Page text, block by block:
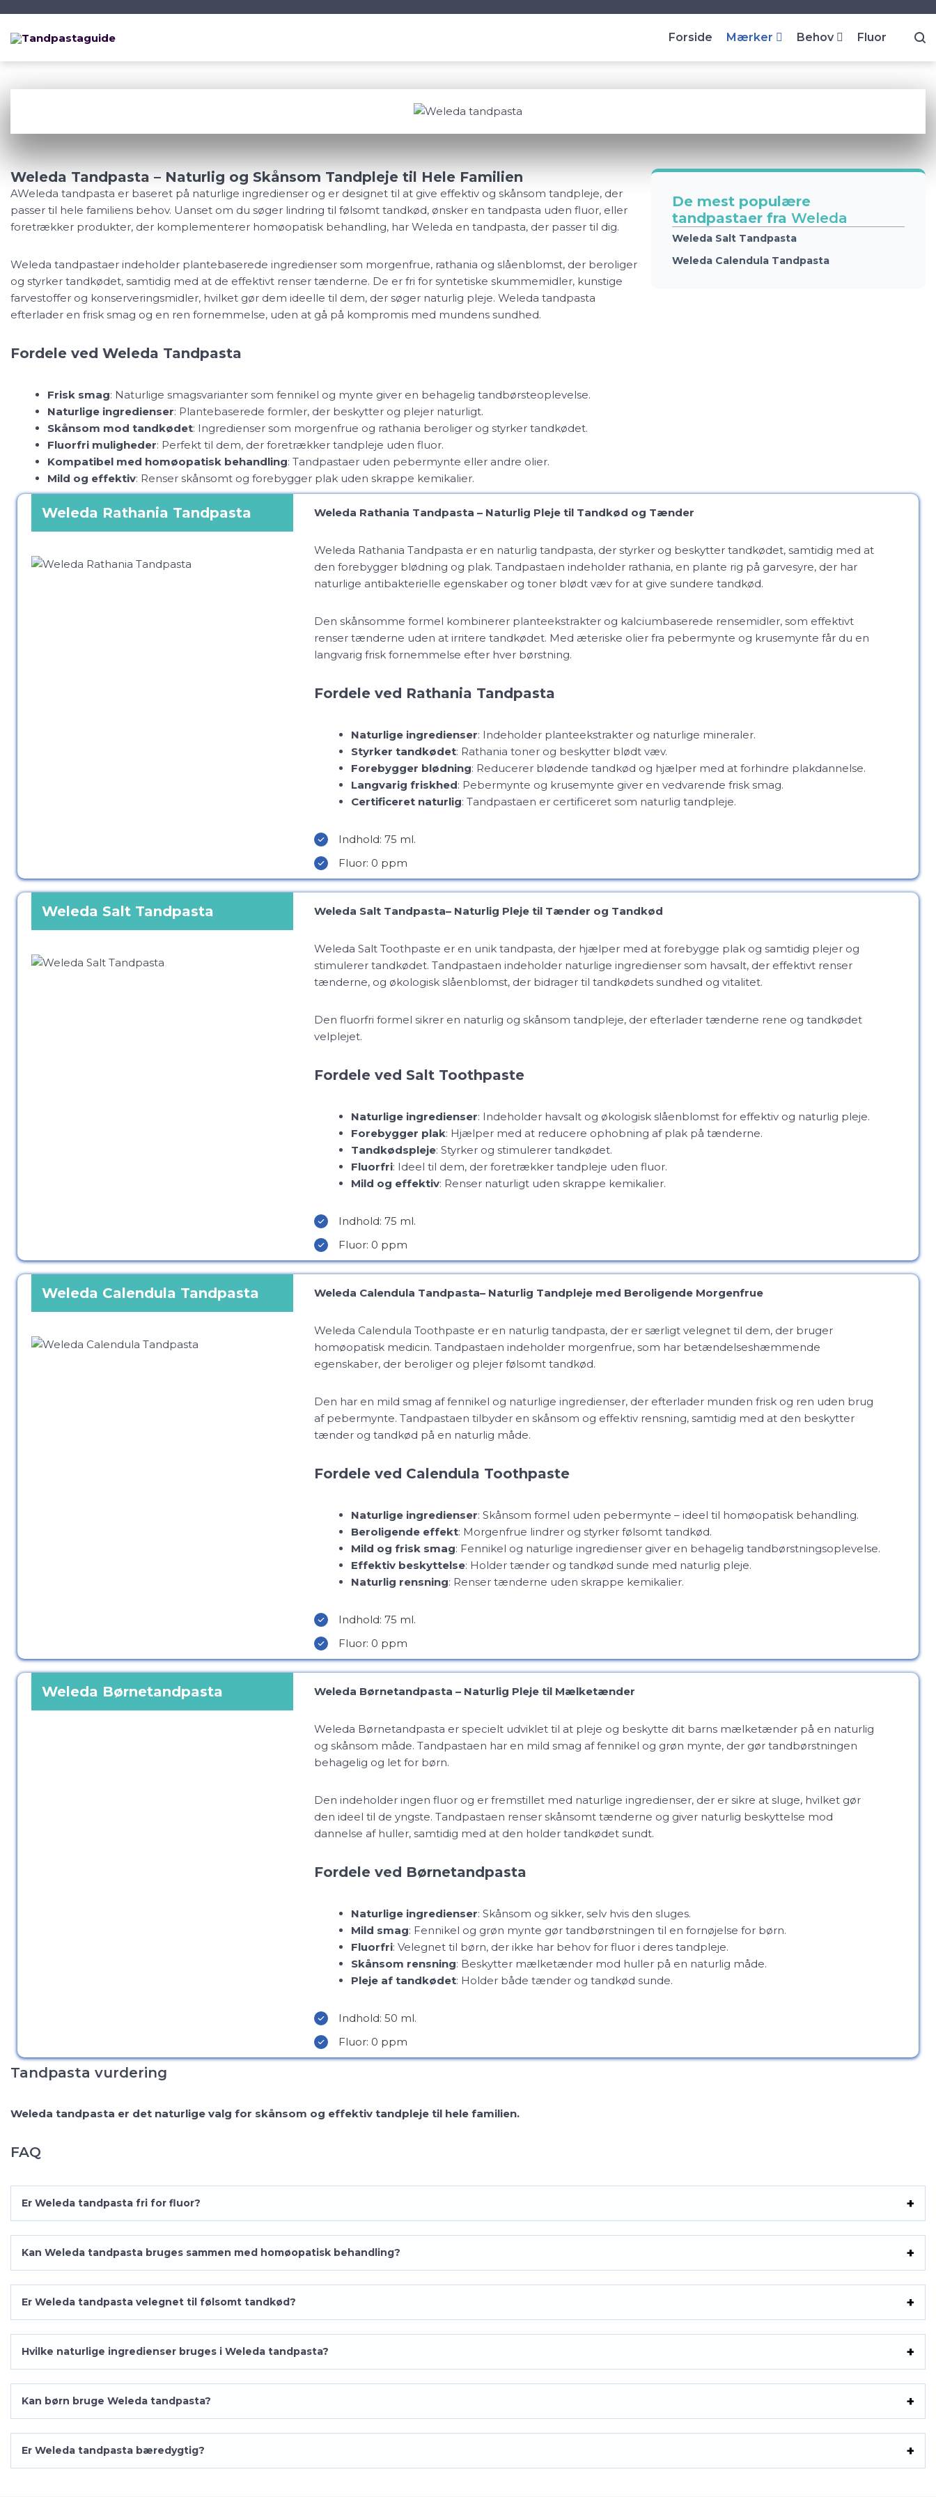
main
content
footer
Forside Mærker Behov Fluor
Weleda Tandpasta – Naturlig og Skånsom Tandpleje til Hele Familien
AWeleda tandpasta er baseret på naturlige ingredienser og er designet til at give effektiv og skånsom tandpleje, der
passer til hele familiens behov. Uanset om du søger lindring til følsomt tandkød, ønsker en tandpasta uden fluor, eller
foretrækker produkter, der komplementerer homøopatisk behandling, har Weleda en tandpasta, der passer til dig.
Weleda tandpastaer indeholder plantebaserede ingredienser som morgenfrue, rathania og slåenblomst, der beroliger
og styrker tandkødet, samtidig med at de effektivt renser tænderne. De er fri for syntetiske skummemidler, kunstige
farvestoffer og konserveringsmidler, hvilket gør dem ideelle til dem, der søger naturlig pleje. Weleda tandpasta
efterlader en frisk smag og en ren fornemmelse, uden at gå på kompromis med mundens sundhed.
Fordele ved Weleda Tandpasta
Frisk smag: Naturlige smagsvarianter som fennikel og mynte giver en behagelig tandbørsteoplevelse.
Naturlige ingredienser: Plantebaserede formler, der beskytter og plejer naturligt.
Skånsom mod tandkødet: Ingredienser som morgenfrue og rathania beroliger og styrker tandkødet.
Fluorfri muligheder: Perfekt til dem, der foretrækker tandpleje uden fluor.
Kompatibel med homøopatisk behandling: Tandpastaer uden pebermynte eller andre olier.
Mild og effektiv: Renser skånsomt og forebygger plak uden skrappe kemikalier.
De mest populære
tandpastaer fra Weleda
Weleda Salt Tandpasta
Weleda Calendula Tandpasta
Weleda Rathania Tandpasta Weleda Rathania Tandpasta – Naturlig Pleje til Tandkød og Tænder
Weleda Rathania Tandpasta er en naturlig tandpasta, der styrker og beskytter tandkødet, samtidig med at
den forebygger blødning og plak. Tandpastaen indeholder rathania, en plante rig på garvesyre, der har
naturlige antibakterielle egenskaber og toner blødt væv for at give sundere tandkød.
Den skånsomme formel kombinerer planteekstrakter og kalciumbaserede rensemidler, som effektivt
renser tænderne uden at irritere tandkødet. Med æteriske olier fra pebermynte og krusemynte får du en
langvarig frisk fornemmelse efter hver børstning.
Fordele ved Rathania Tandpasta
Naturlige ingredienser: Indeholder planteekstrakter og naturlige mineraler.
Styrker tandkødet: Rathania toner og beskytter blødt væv.
Forebygger blødning: Reducerer blødende tandkød og hjælper med at forhindre plakdannelse.
Langvarig friskhed: Pebermynte og krusemynte giver en vedvarende frisk smag.
Certificeret naturlig: Tandpastaen er certificeret som naturlig tandpleje.
Indhold: 75 ml.
Fluor: 0 ppm
Weleda Salt Tandpasta Weleda Salt Tandpasta– Naturlig Pleje til Tænder og Tandkød
Weleda Salt Toothpaste er en unik tandpasta, der hjælper med at forebygge plak og samtidig plejer og
stimulerer tandkødet. Tandpastaen indeholder naturlige ingredienser som havsalt, der effektivt renser
tænderne, og økologisk slåenblomst, der bidrager til tandkødets sundhed og vitalitet.
Den fluorfri formel sikrer en naturlig og skånsom tandpleje, der efterlader tænderne rene og tandkødet
velplejet.
Fordele ved Salt Toothpaste
Naturlige ingredienser: Indeholder havsalt og økologisk slåenblomst for effektiv og naturlig pleje.
Forebygger plak: Hjælper med at reducere ophobning af plak på tænderne.
Tandkødspleje: Styrker og stimulerer tandkødet.
Fluorfri: Ideel til dem, der foretrækker tandpleje uden fluor.
Mild og effektiv: Renser naturligt uden skrappe kemikalier.
Indhold: 75 ml.
Fluor: 0 ppm
Weleda Calendula Tandpasta Weleda Calendula Tandpasta– Naturlig Tandpleje med Beroligende Morgenfrue
Weleda Calendula Toothpaste er en naturlig tandpasta, der er særligt velegnet til dem, der bruger
homøopatisk medicin. Tandpastaen indeholder morgenfrue, som har betændelseshæmmende
egenskaber, der beroliger og plejer følsomt tandkød.
Den har en mild smag af fennikel og naturlige ingredienser, der efterlader munden frisk og ren uden brug
af pebermynte. Tandpastaen tilbyder en skånsom og effektiv rensning, samtidig med at den beskytter
tænder og tandkød på en naturlig måde.
Fordele ved Calendula Toothpaste
Naturlige ingredienser: Skånsom formel uden pebermynte – ideel til homøopatisk behandling.
Beroligende effekt: Morgenfrue lindrer og styrker følsomt tandkød.
Mild og frisk smag: Fennikel og naturlige ingredienser giver en behagelig tandbørstningsoplevelse.
Effektiv beskyttelse: Holder tænder og tandkød sunde med naturlig pleje.
Naturlig rensning: Renser tænderne uden skrappe kemikalier.
Indhold: 75 ml.
Fluor: 0 ppm
Weleda Børnetandpasta Weleda Børnetandpasta – Naturlig Pleje til Mælketænder
Weleda Børnetandpasta er specielt udviklet til at pleje og beskytte dit barns mælketænder på en naturlig
og skånsom måde. Tandpastaen har en mild smag af fennikel og grøn mynte, der gør tandbørstningen
behagelig og let for børn.
Den indeholder ingen fluor og er fremstillet med naturlige ingredienser, der er sikre at sluge, hvilket gør
den ideel til de yngste. Tandpastaen renser skånsomt tænderne og giver naturlig beskyttelse mod
dannelse af huller, samtidig med at den holder tandkødet sundt.
Fordele ved Børnetandpasta
Naturlige ingredienser: Skånsom og sikker, selv hvis den sluges.
Mild smag: Fennikel og grøn mynte gør tandbørstningen til en fornøjelse for børn.
Fluorfri: Velegnet til børn, der ikke har behov for fluor i deres tandpleje.
Skånsom rensning: Beskytter mælketænder mod huller på en naturlig måde.
Pleje af tandkødet: Holder både tænder og tandkød sunde.
Indhold: 50 ml.
Fluor: 0 ppm
Tandpasta vurdering
Weleda tandpasta er det naturlige valg for skånsom og effektiv tandpleje til hele familien.
FAQ
Er Weleda tandpasta fri for fluor?
Kan Weleda tandpasta bruges sammen med homøopatisk behandling?
Er Weleda tandpasta velegnet til følsomt tandkød?
Hvilke naturlige ingredienser bruges i Weleda tandpasta?
Kan børn bruge Weleda tandpasta?
Er Weleda tandpasta bæredygtig?